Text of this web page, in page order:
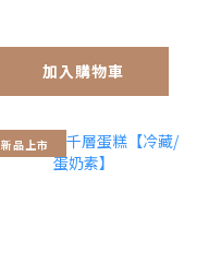
加入購物車
新品上市